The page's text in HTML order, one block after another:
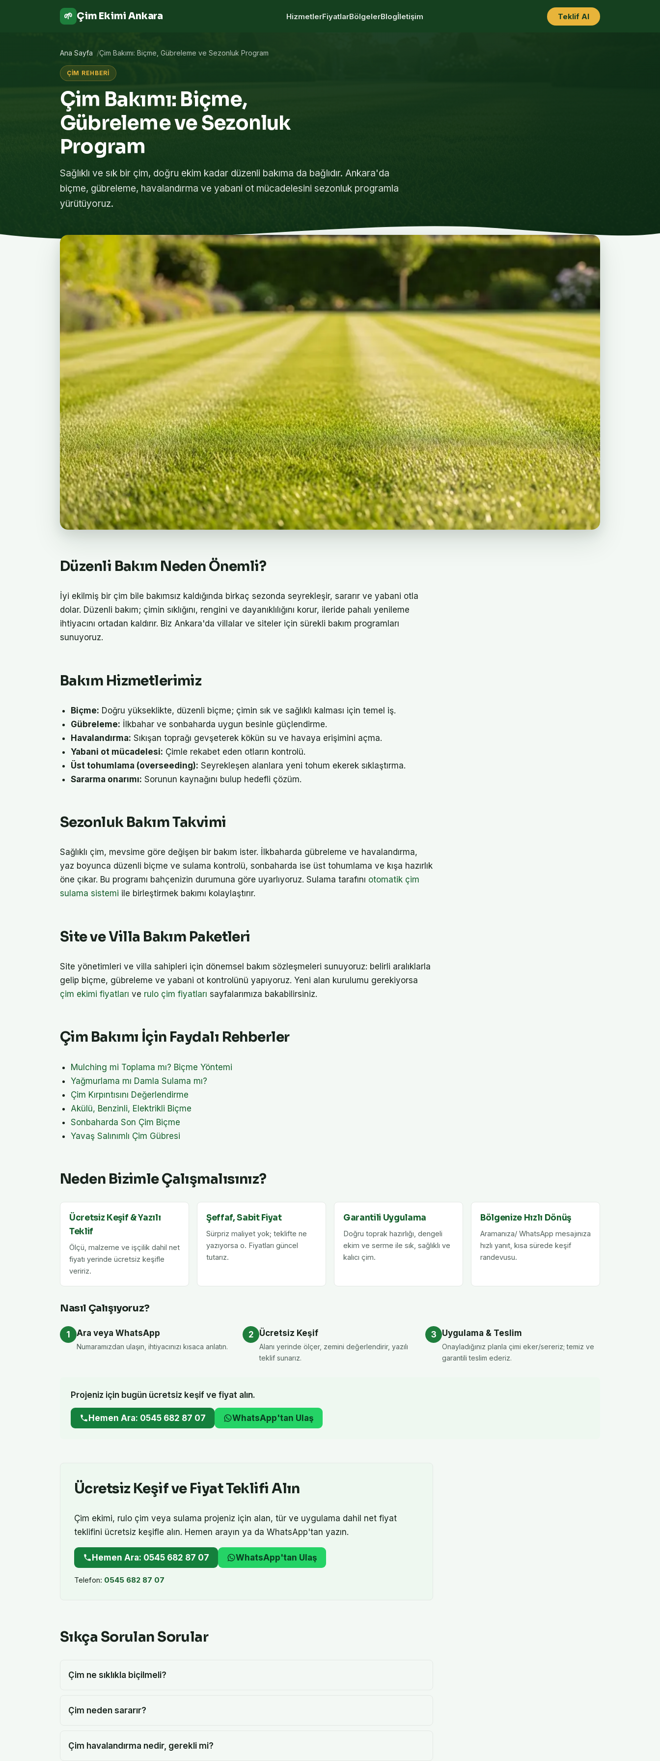
🌱 Çim Ekimi Ankara HizmetlerFiyatlarBölgelerBlogİletişim Teklif Al
Ana Sayfa Çim Bakımı: Biçme, Gübreleme ve Sezonluk Program
ÇIM REHBERI
Çim Bakımı: Biçme,
Gübreleme ve Sezonluk
Program
Sağlıklı ve sık bir çim, doğru ekim kadar düzenli bakıma da bağlıdır. Ankara'da
biçme, gübreleme, havalandırma ve yabani ot mücadelesini sezonluk programla
yürütüyoruz.
Düzenli Bakım Neden Önemli?
İyi ekilmiş bir çim bile bakımsız kaldığında birkaç sezonda seyrekleşir, sararır ve yabani otla
dolar. Düzenli bakım; çimin sıklığını, rengini ve dayanıklılığını korur, ileride pahalı yenileme
ihtiyacını ortadan kaldırır. Biz Ankara'da villalar ve siteler için sürekli bakım programları
sunuyoruz.
Bakım Hizmetlerimiz
Biçme: Doğru yükseklikte, düzenli biçme; çimin sık ve sağlıklı kalması için temel iş.
Gübreleme: İlkbahar ve sonbaharda uygun besinle güçlendirme.
Havalandırma: Sıkışan toprağı gevşeterek kökün su ve havaya erişimini açma.
Yabani ot mücadelesi: Çimle rekabet eden otların kontrolü.
Üst tohumlama (overseeding): Seyrekleşen alanlara yeni tohum ekerek sıklaştırma.
Sararma onarımı: Sorunun kaynağını bulup hedefli çözüm.
Sezonluk Bakım Takvimi
Sağlıklı çim, mevsime göre değişen bir bakım ister. İlkbaharda gübreleme ve havalandırma,
yaz boyunca düzenli biçme ve sulama kontrolü, sonbaharda ise üst tohumlama ve kışa hazırlık
öne çıkar. Bu programı bahçenizin durumuna göre uyarlıyoruz. Sulama tarafını otomatik çim
sulama sistemi ile birleştirmek bakımı kolaylaştırır.
Site ve Villa Bakım Paketleri
Site yönetimleri ve villa sahipleri için dönemsel bakım sözleşmeleri sunuyoruz: belirli aralıklarla
gelip biçme, gübreleme ve yabani ot kontrolünü yapıyoruz. Yeni alan kurulumu gerekiyorsa
çim ekimi fiyatları ve rulo çim fiyatları sayfalarımıza bakabilirsiniz.
Çim Bakımı İçin Faydalı Rehberler
Mulching mi Toplama mı? Biçme Yöntemi
Yağmurlama mı Damla Sulama mı?
Çim Kırpıntısını Değerlendirme
Akülü, Benzinli, Elektrikli Biçme
Sonbaharda Son Çim Biçme
Yavaş Salınımlı Çim Gübresi
Neden Bizimle Çalışmalısınız?
Ücretsiz Keşif & Yazılı
Teklif
Ölçü, malzeme ve işçilik dahil net
fiyatı yerinde ücretsiz keşifle
veririz.
Şeffaf, Sabit Fiyat
Sürpriz maliyet yok; teklifte ne
yazıyorsa o. Fiyatları güncel
tutarız.
Garantili Uygulama
Doğru toprak hazırlığı, dengeli
ekim ve serme ile sık, sağlıklı ve
kalıcı çim.
Bölgenize Hızlı Dönüş
Aramanıza/ WhatsApp mesajınıza
hızlı yanıt, kısa sürede keşif
randevusu.
Nasıl Çalışıyoruz?
1 Ara veya WhatsApp
Numaramızdan ulaşın, ihtiyacınızı kısaca anlatın.
2 Ücretsiz Keşif
Alanı yerinde ölçer, zemini değerlendirir, yazılı
teklif sunarız.
3 Uygulama & Teslim
Onayladığınız planla çimi eker/sereriz; temiz ve
garantili teslim ederiz.
Projeniz için bugün ücretsiz keşif ve fiyat alın.
Hemen Ara: 0545 682 87 07 WhatsApp'tan Ulaş
Ücretsiz Keşif ve Fiyat Teklifi Alın
Çim ekimi, rulo çim veya sulama projeniz için alan, tür ve uygulama dahil net fiyat
teklifini ücretsiz keşifle alın. Hemen arayın ya da WhatsApp'tan yazın.
Hemen Ara: 0545 682 87 07 WhatsApp'tan Ulaş
Telefon: 0545 682 87 07
Sıkça Sorulan Sorular
Çim ne sıklıkla biçilmeli?
Çim neden sararır?
Çim havalandırma nedir, gerekli mi?